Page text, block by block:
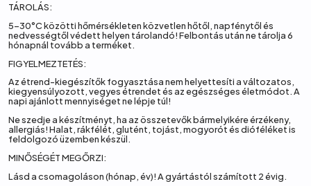
TÁROLÁS:
5-30°C közötti hőmérsékleten közvetlen hőtől, napfénytől és
nedvességtől védett helyen tárolandó! Felbontás után ne tárolja 6
hónapnál tovább a terméket.
FIGYELMEZTETÉS:
Az étrend-kiegészítők fogyasztása nem helyettesíti a változatos,
kiegyensúlyozott, vegyes étrendet és az egészséges életmódot. A
napi ajánlott mennyiséget ne lépje túl!
Ne szedje a készítményt, ha az összetevők bármelyikére érzékeny,
allergiás! Halat, rákfélét, glutént, tojást, mogyorót és dióféléket is
feldolgozó üzemben készül.
MINŐSÉGÉT MEGŐRZI:
Lásd a csomagoláson (hónap, év)! A gyártástól számított 2 évig.